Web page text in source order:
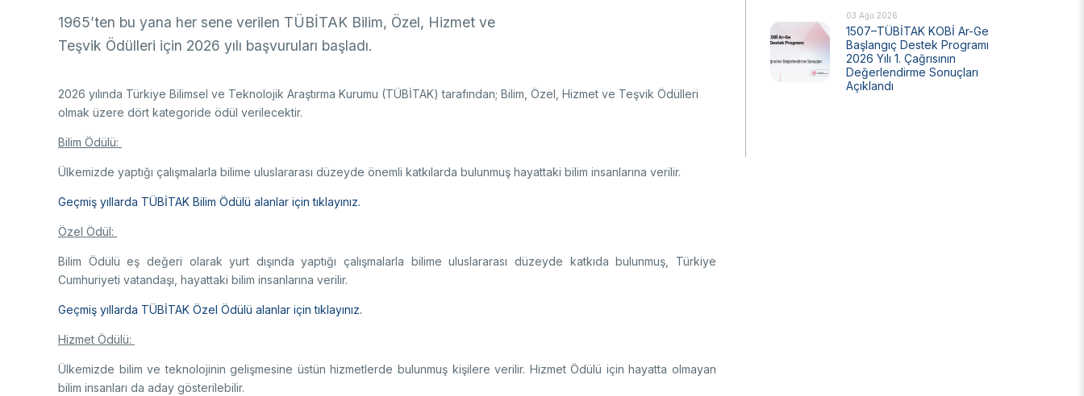
1965’ten bu yana her sene verilen TÜBİTAK Bilim, Özel, Hizmet ve
Teşvik Ödülleri için 2026 yılı başvuruları başladı.
2026 yılında Türkiye Bilimsel ve Teknolojik Araştırma Kurumu (TÜBİTAK) tarafından; Bilim, Özel, Hizmet ve Teşvik Ödülleri
olmak üzere dört kategoride ödül verilecektir.
Bilim Ödülü:
Ülkemizde yaptığı çalışmalarla bilime uluslararası düzeyde önemli katkılarda bulunmuş hayattaki bilim insanlarına verilir.
Geçmiş yıllarda TÜBİTAK Bilim Ödülü alanlar için tıklayınız.
Özel Ödül:
Bilim Ödülü eş değeri olarak yurt dışında yaptığı çalışmalarla bilime uluslararası düzeyde katkıda bulunmuş, Türkiye
Cumhuriyeti vatandaşı, hayattaki bilim insanlarına verilir.
Geçmiş yıllarda TÜBİTAK Özel Ödülü alanlar için tıklayınız.
Hizmet Ödülü:
Ülkemizde bilim ve teknolojinin gelişmesine üstün hizmetlerde bulunmuş kişilere verilir. Hizmet Ödülü için hayatta olmayan
bilim insanları da aday gösterilebilir.
03 Ağu 2026
1507–TÜBİTAK KOBİ Ar-Ge
Başlangıç Destek Programı
2026 Yılı 1. Çağrısının
Değerlendirme Sonuçları
Açıklandı